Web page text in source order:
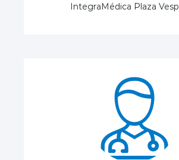
IntegraMédica Plaza